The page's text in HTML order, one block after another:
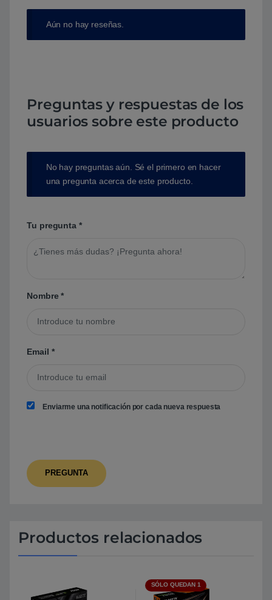
Aún no hay reseñas.
Preguntas y respuestas de los
usuarios sobre este producto
No hay preguntas aún. Sé el primero en hacer
una pregunta acerca de este producto.
Tu pregunta *
Nombre*
Email *
Enviarme una notificación por cada nueva respuesta
Productos relacionados
SÓLO QUEDAN 1